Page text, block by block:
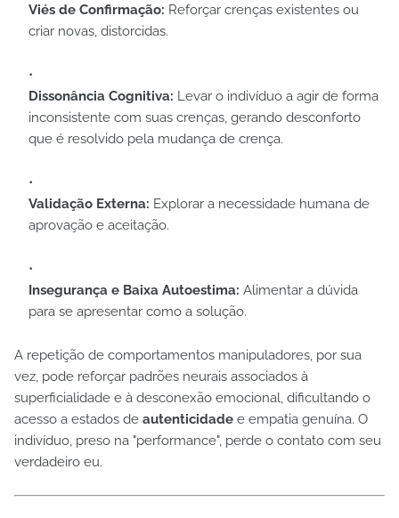
Viés de Confirmação: Reforçar crenças existentes ou
criar novas, distorcidas.
Dissonância Cognitiva: Levar o indivíduo a agir de forma
inconsistente com suas crenças, gerando desconforto
que é resolvido pela mudança de crença.
Validação Externa: Explorar a necessidade humana de
aprovação e aceitação.
Insegurança e Baixa Autoestima: Alimentar a dúvida
para se apresentar como a solução.
A repetição de comportamentos manipuladores, por sua
vez, pode reforçar padrões neurais associados à
superficialidade e à desconexão emocional, dificultando o
acesso a estados de autenticidade e empatia genuína. O
indivíduo, preso na "performance", perde o contato com seu
verdadeiro eu.